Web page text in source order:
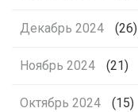
Декабрь 2024 (26)
Ноябрь 2024 (21)
Октябрь 2024 (15)